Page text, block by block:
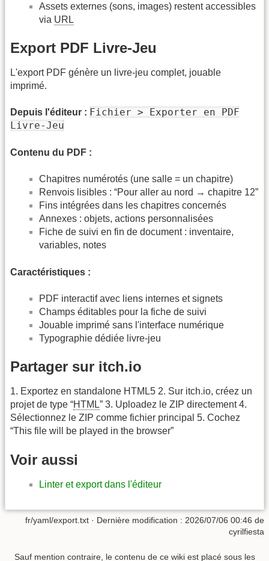
Assets externes (sons, images) restent accessibles
via URL
Export PDF Livre-Jeu
L'export PDF génère un livre-jeu complet, jouable
imprimé.
Depuis l'éditeur : Fichier > Exporter en PDF
Livre-Jeu
Contenu du PDF :
Chapitres numérotés (une salle = un chapitre)
Renvois lisibles : “Pour aller au nord → chapitre 12”
Fins intégrées dans les chapitres concernés
Annexes : objets, actions personnalisées
Fiche de suivi en fin de document : inventaire,
variables, notes
Caractéristiques :
PDF interactif avec liens internes et signets
Champs éditables pour la fiche de suivi
Jouable imprimé sans l'interface numérique
Typographie dédiée livre-jeu
Partager sur itch.io
1. Exportez en standalone HTML5 2. Sur itch.io, créez un
projet de type “HTML” 3. Uploadez le ZIP directement 4.
Sélectionnez le ZIP comme fichier principal 5. Cochez
“This file will be played in the browser”
Voir aussi
Linter et export dans l'éditeur
fr/yaml/export.txt · Dernière modification : 2026/07/06 00:46 de
cyrilfiesta
Sauf mention contraire, le contenu de ce wiki est placé sous les